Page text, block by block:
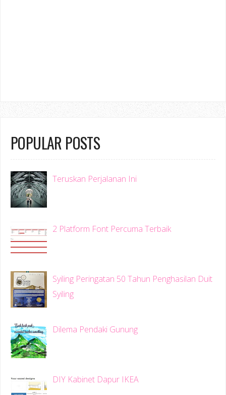
POPULAR POSTS
Teruskan Perjalanan Ini
2 Platform Font Percuma Terbaik
Syiling Peringatan 50 Tahun Penghasilan Duit
Syiling
Dilema Pendaki Gunung
DIY Kabinet Dapur IKEA